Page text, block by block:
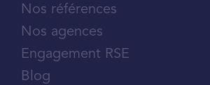
Nos références
Nos agences
Engagement RSE
Blog